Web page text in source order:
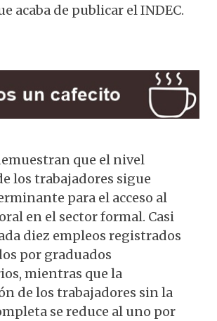
acaba de publicar el INDEC.
que el nivel
los trabajadores sigue
para el acceso al
en el sector formal. Casi
diez empleos registrados
por graduados
mientras que la
de los trabajadores sin la
se reduce al uno por